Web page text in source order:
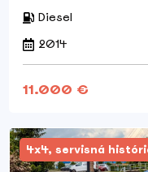
Diesel
2014
11.000 €
4x4, servisná